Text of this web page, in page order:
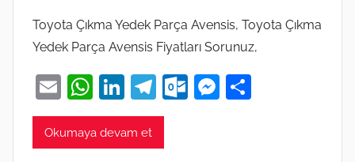
Toyota Çıkma Yedek Parça Avensis, Toyota Çıkma
Yedek Parça Avensis Fiyatları Sorunuz,
E
m
ai
W
h
at
Li
n
k
T
el
O
M
Okumaya devam et